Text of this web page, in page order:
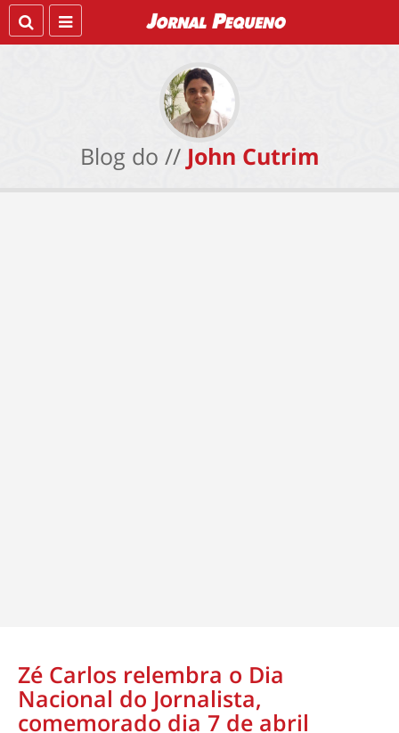
Blog do // John Cutrim
Zé Carlos relembra o Dia
Nacional do Jornalista,
comemorado dia 7 de abril